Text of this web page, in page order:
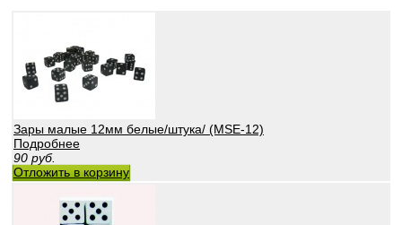
Зары малые 12мм белые/штука/ (MSE-12)
Подробнее
90 руб.
Отложить в корзину